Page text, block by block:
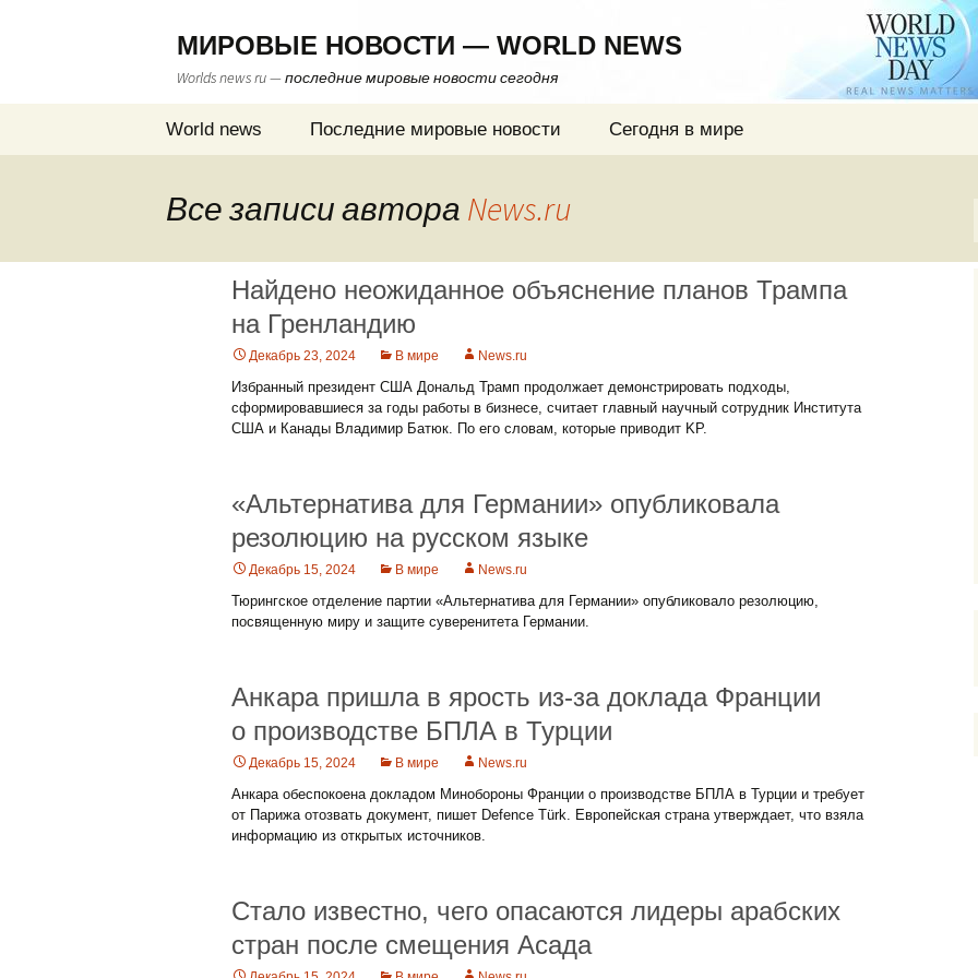
МИРОВЫЕ НОВОСТИ — WORLD NEWS
Worlds news ru — последние мировые новости сегодня
содержимому
World news Последние мировые новости Сегодня в мире
Все записи автора News.ru
Найдено неожиданное объяснение планов Трампа
на Гренландию
Декабрь 23, 2024 В мире News.ru
Избранный президент США Дональд Трамп продолжает демонстрировать подходы,
сформировавшиеся за годы работы в бизнесе, считает главный научный сотрудник Института
США и Канады Владимир Батюк. По его словам, которые приводит KP.
«Альтернатива для Германии» опубликовала
резолюцию на русском языке
Декабрь 15, 2024 В мире News.ru
Тюрингское отделение партии «Альтернатива для Германии» опубликовало резолюцию,
посвященную миру и защите суверенитета Германии.
Анкара пришла в ярость из-за доклада Франции
о производстве БПЛА в Турции
Декабрь 15, 2024 В мире News.ru
Анкара обеспокоена докладом Минобороны Франции о производстве БПЛА в Турции и требует
от Парижа отозвать документ, пишет Defence Türk. Европейская страна утверждает, что взяла
информацию из открытых источников.
Стало известно, чего опасаются лидеры арабских
стран после смещения Асада